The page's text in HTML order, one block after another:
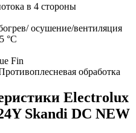
в 4 стороны
осушение/вентиляция
°C
Fin
обработка
Electrolux
Skandi DC NEW